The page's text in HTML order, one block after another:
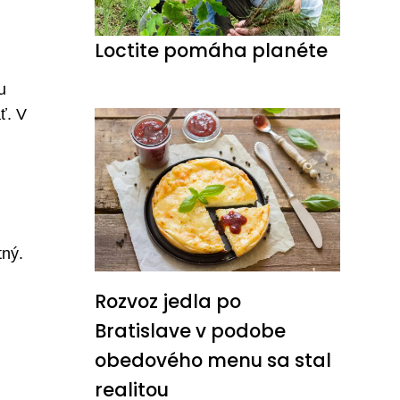
V
Loctite pomáha planéte
Rozvoz jedla po
Bratislave v podobe
obedového menu sa stal
realitou